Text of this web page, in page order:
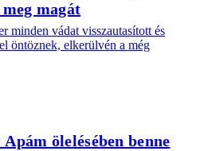
magát
minden vádat visszautasított és
öntöznek, elkerülvén a még
ölelésében benne